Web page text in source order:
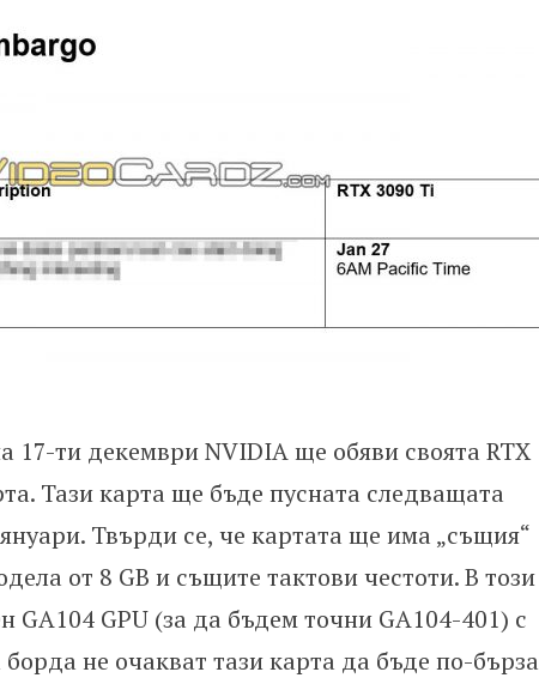
17-ти декември NVIDIA ще обяви своята RTX
Тази карта ще бъде пусната следващата
Твърди се, че картата ще има „същия“
от 8 GB и същите тактови честоти. В този
GA104 GPU (за да бъдем точни GA104-401) с
не очакват тази карта да бъде по-бърза